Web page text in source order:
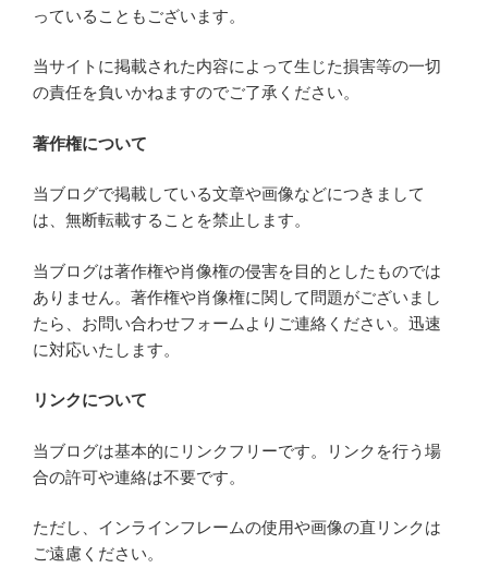
っていることもございます。
当サイトに掲載された内容によって生じた損害等の一切
の責任を負いかねますのでご了承ください。
著作権について
当ブログで掲載している文章や画像などにつきまして
は、無断転載することを禁止します。
当ブログは著作権や肖像権の侵害を目的としたものでは
ありません。著作権や肖像権に関して問題がございまし
たら、お問い合わせフォームよりご連絡ください。迅速
に対応いたします。
リンクについて
当ブログは基本的にリンクフリーです。リンクを行う場
合の許可や連絡は不要です。
ただし、インラインフレームの使用や画像の直リンクは
ご遠慮ください。